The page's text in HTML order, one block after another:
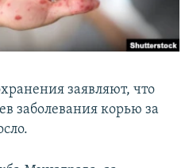
заявляют, что
заболевания корью за